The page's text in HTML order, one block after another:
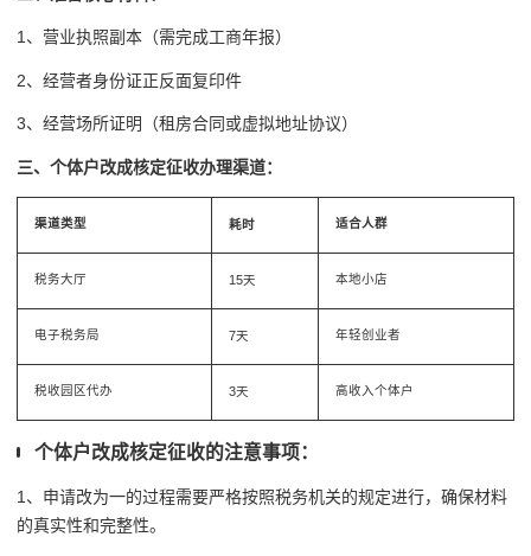
1、营业执照副本（需完成工商年报）
2、经营者身份证正反面复印件
3、经营场所证明（租房合同或虚拟地址协议）
三、个体户改成核定征收办理渠道：
渠道类型 耗时 适合人群
税务大厅 15天 本地小店
电子税务局 7天 年轻创业者
税收园区代办 3天 高收入个体户
个体户改成核定征收的注意事项：
1、申请改为一的过程需要严格按照税务机关的规定进行，确保材料
的真实性和完整性。